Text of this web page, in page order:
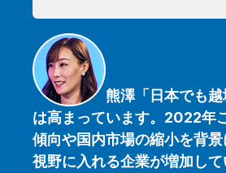
熊澤「日本でも
は高まっています。2022年
傾向や国内市場の縮小を背
視野に入れる企業が増加し